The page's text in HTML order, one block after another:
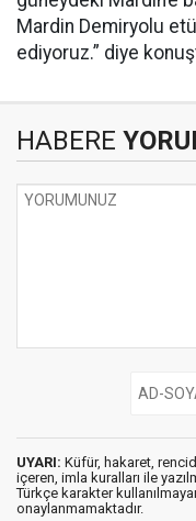
Mardin Demiryolu
ediyoruz.” diye
HABERE
UYARI: Küfür, hakaret,
içeren, imla kuralları ile
Türkçe karakter
onaylanmamaktadır.